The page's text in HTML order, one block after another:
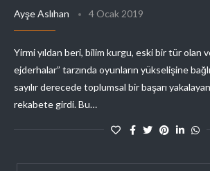
Ayşe Aslıhan 4 Ocak 2019
Yirmi yıldan beri, bilim kurgu, eski bir tür olan
ejderhalar” tarzında oyunların yükselişine
sayılır derecede toplumsal bir başarı
rekabete girdi. Bu…